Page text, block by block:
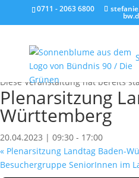
0711 - 2063 6800
« Alle Veranstaltungen
Diese Veranstaltung hat bereits
Plenarsitzung
Württemberg
20.04.2023 | 09:30 - 17:00
« Plenarsitzung Landtag Baden-
Besuchergruppe SeniorInnen im